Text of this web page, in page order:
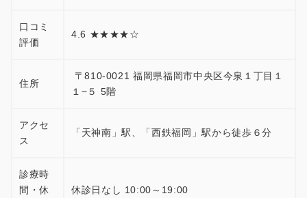
口コミ
評価
4.6 ★★★★☆
住所
〒810-0021 福岡県福岡市中央区今泉１丁目１
１−５ 5階
アクセ
ス
「天神南」駅、「西鉄福岡」駅から徒歩６分
診療時
間・休
休診日なし 10:00～19:00